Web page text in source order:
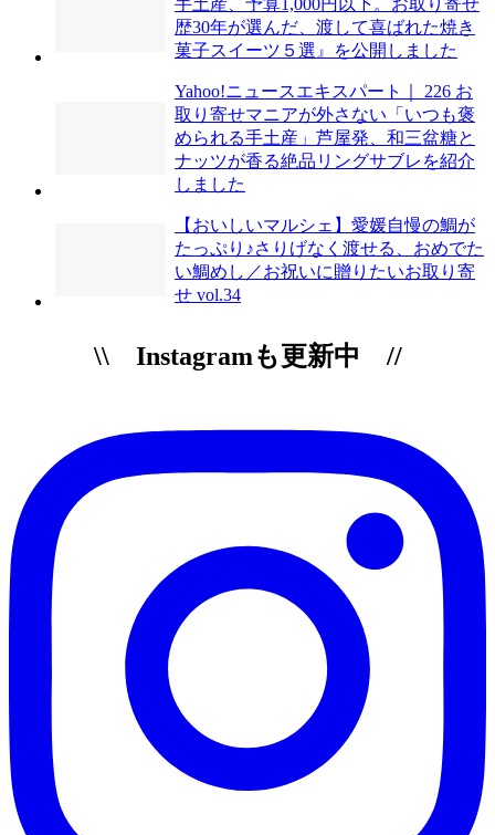
歴30年が選んだ、渡して喜ばれた焼き
菓子スイーツ５選』を公開しました
Yahoo!ニュースエキスパート｜ 226 お
取り寄せマニアが外さない「いつも褒
められる手土産」芦屋発、和三盆糖と
ナッツが香る絶品リングサブレを紹介
しました
【おいしいマルシェ】愛媛自慢の鯛が
たっぷり♪さりげなく渡せる、おめでた
い鯛めし／お祝いに贈りたいお取り寄
せ vol.34
\\ Instagramも更新中 //